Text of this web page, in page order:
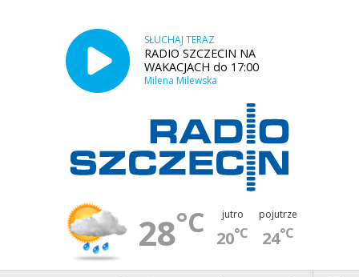
SŁUCHAJ TERAZ
RADIO SZCZECIN NA
WAKACJACH do 17:00
Milena Milewska
28°C jutro
20°C
pojutrze
24°C